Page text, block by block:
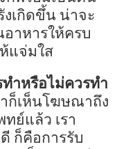
เกิดขึ้น น่าจะ
าหารให้ครบ
แจ่มใส
ำหรือไม่ควรทำ
ก็เห็นโฆษณาถึง
ย์แล้ว เรา
ก็คือการรับ